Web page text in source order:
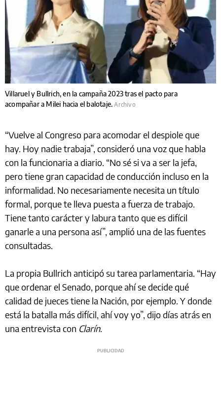
Villaruel y Bullrich, en la campaña 2023 tras el pacto para
acompañar a Milei hacia el balotaje.Archivo
“Vuelve al Congreso para acomodar el despiole que
hay. Hoy nadie trabaja”, consideró una voz que habla
con la funcionaria a diario. “No sé si va a ser la jefa,
pero tiene gran capacidad de conducción incluso en la
informalidad. No necesariamente necesita un título
formal, porque te lleva puesta a fuerza de trabajo.
Tiene tanto carácter y labura tanto que es difícil
ganarle a una persona así”, amplió una de las fuentes
consultadas.
La propia Bullrich anticipó su tarea parlamentaria. “Hay
que ordenar el Senado, porque ahí se decide qué
calidad de jueces tiene la Nación, por ejemplo. Y donde
está la batalla más difícil, ahí voy yo”, dijo días atrás en
una entrevista con Clarín.